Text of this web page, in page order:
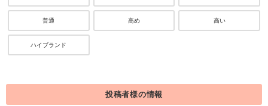
普通 高め 高い
ハイブランド
投稿者様の情報